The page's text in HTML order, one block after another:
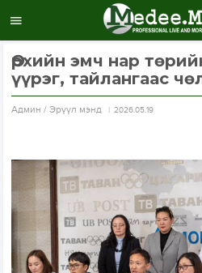
Өрхийн эмч нар
үүрэг, тайлангаас
Aдмин / Эрүүл мэнд 2026.05.19